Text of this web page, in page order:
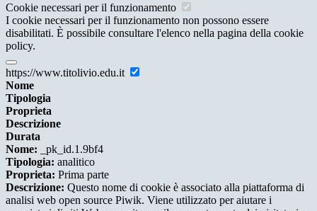
Cookie necessari per il funzionamento
I cookie necessari per il funzionamento non possono essere
disabilitati. È possibile consultare l'elenco nella pagina della cookie
policy.
https://www.titolivio.edu.it
Nome
Tipologia
Proprieta
Descrizione
Durata
Nome: _pk_id.1.9bf4
Tipologia: analitico
Proprieta: Prima parte
Descrizione: Questo nome di cookie è associato alla piattaforma di
analisi web open source Piwik. Viene utilizzato per aiutare i